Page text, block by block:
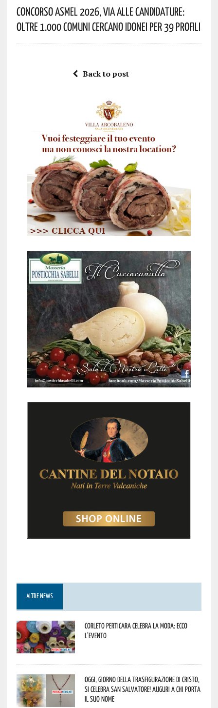
Concorso Asmel 2026, Via Alle Candidature:
Oltre 1.000 Comuni Cercano Idonei Per 39 Profili
Back to post
ALTRE NEWS
Corleto Perticara celebra la moda: ecco
l’evento
Oggi, giorno della Trasfigurazione di Cristo,
si celebra San Salvatore! Auguri a chi porta
il suo nome